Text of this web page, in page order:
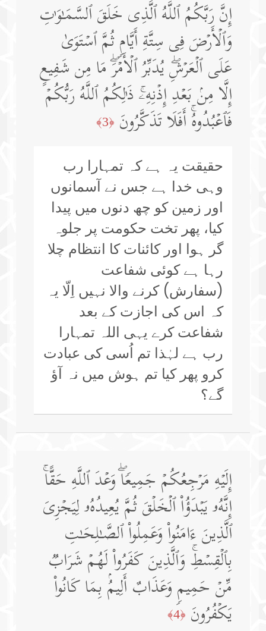
إِنَّ رَبَّكُمُ ٱللَّهُ ٱلَّذِی خَلَقَ ٱلسَّمَـٰوَ ٰ⁠تِ
وَٱلۡأَرۡضَ فِی سِتَّةِ أَیَّامࣲ ثُمَّ ٱسۡتَوَىٰ
عَلَى ٱلۡعَرۡشِۖ یُدَبِّرُ ٱلۡأَمۡرَۖ مَا مِن شَفِیعٍ
إِلَّا مِنۢ بَعۡدِ إِذۡنِهِۦۚ ذَ ٰ⁠لِكُمُ ٱللَّهُ رَبُّكُمۡ
فَٱعۡبُدُوهُۚ أَفَلَا تَذَكَّرُونَ ﴿3﴾
حقیقت یہ ہے کہ تمہارا رب
وہی خدا ہے جس نے آسمانوں
اور زمین کو چھ دنوں میں پیدا
کیا، پھر تخت حکومت پر جلوہ
گر ہوا اور کائنات کا انتظام چلا
رہا ہے کوئی شفاعت
(سفارش) کرنے والا نہیں اِلّا یہ
کہ اس کی اجازت کے بعد
شفاعت کرے یہی اللہ تمہارا
رب ہے لہٰذا تم اُسی کی عبادت
کرو پھر کیا تم ہوش میں نہ آؤ
گے؟
إِلَیۡهِ مَرۡجِعُكُمۡ جَمِیعࣰاۖ وَعۡدَ ٱللَّهِ حَقًّاۚ
إِنَّهُۥ یَبۡدَؤُا۟ ٱلۡخَلۡقَ ثُمَّ یُعِیدُهُۥ لِیَجۡزِیَ
ٱلَّذِینَ ءَامَنُوا۟ وَعَمِلُوا۟ ٱلصَّـٰلِحَـٰتِ
بِٱلۡقِسۡطِۚ وَٱلَّذِینَ كَفَرُوا۟ لَهُمۡ شَرَابࣱ
مِّنۡ حَمِیمࣲ وَعَذَابٌ أَلِیمُۢ بِمَا كَانُوا۟
یَكۡفُرُونَ ﴿4﴾